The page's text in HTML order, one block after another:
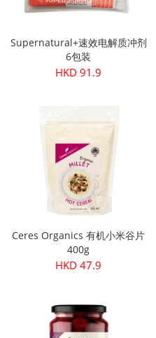
Supernatural+速效电解质冲剂
6包装
HKD 91.9
Ceres Organics 有机小米谷片
400g
HKD 47.9